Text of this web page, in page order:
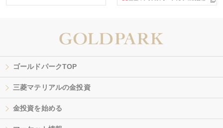
ゴールドパークTOP
三菱マテリアルの金投資
金投資を始める